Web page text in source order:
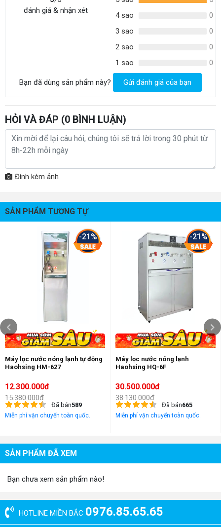
đánh giá & nhận xét
4 sao
0
3 sao
0
2 sao
0
1 sao
0
Bạn đã dùng sản phẩm này? Gửi đánh giá của bạn
HỎI VÀ ĐÁP (0 BÌNH LUẬN)
Đính kèm ảnh
SẢN PHẨM TƯƠNG TỰ
-21%
Máy lọc nước nóng lạnh tự động
Haohsing HM-627
12.300.000đ
15.380.000đ
Đã bán589
Miễn phí vận chuyển toàn quốc.
-21%
Máy lọc nước nóng lạnh
Haohsing HQ-6F
30.500.000đ
38.130.000đ
Đã bán665
Miễn phí vận chuyển toàn quốc.
SẢN PHẨM ĐÃ XEM
Bạn chưa xem sản phẩm nào!
HOTLINE MIỀN BẮC 0976.85.65.65